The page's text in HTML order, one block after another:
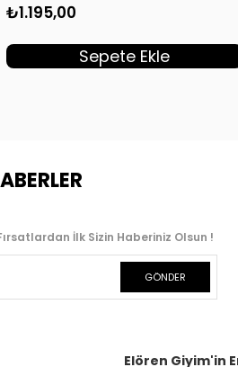
₺1.195,00
Sepete Ekle
İlk Sizin Haberiniz Olsun !
GÖNDER
Elören Giyim'in